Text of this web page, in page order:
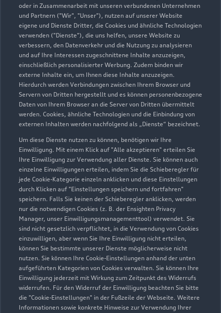
oder in Zusammenarbeit mit unseren verbundenen Unternehmen
und Partnern ("Wir", "Unser"), nutzen auf unserer Website
eigene und Dienste Dritter, die Cookies und ähnliche Technologien
verwenden ("Dienste"), die uns helfen, unsere Website zu
verbessern, den Datenverkehr und die Nutzung zu analysieren
und auf Ihre Interessen zugeschnittene Inhalte anzuzeigen,
einschließlich personalisierter Werbung. Zudem binden wir
externe Inhalte ein, um Ihnen diese Inhalte anzuzeigen.
Hierdurch werden Verbindungen zwischen Ihrem Browser und
Servern von Dritten hergestellt und es können personenbezogene
Daten von Ihrem Browser an die Server von Dritten übermittelt
werden. Cookies, ähnliche Technologien und die Einbindung von
externen Inhalten werden nachfolgend als „Dienste“ bezeichnet.
Um diese Dienste nutzen zu können, benötigen wir Ihre
Einwilligung. Mit einem Klick auf "Alle akzeptieren" erteilen Sie
Ihre Einwilligung zur Verwendung aller Dienste. Sie können auch
einzelne Einwilligungen erteilen, indem Sie die Schieberegler für
jede Cookie-Kategorie einzeln anklicken und diese Einstellungen
durch Klicken auf "Einstellungen speichern und fortfahren"
speichern. Falls Sie keinen der Schieberegler anklicken, werden
nur die notwendigen Cookies (z. B. der Ensighten Privacy
Manager, unser Einwilligungsmanagementtool) verwendet. Sie
sind nicht gesetzlich verpflichtet, in die Verwendung von Cookies
einzuwilligen, aber wenn Sie Ihre Einwilligung nicht erteilen,
können Sie bestimmte unserer Dienste möglicherweise nicht
nutzen. Sie können Ihre Cookie-Einstellungen anhand der unten
aufgeführten Kategorien von Cookies verwalten. Sie können Ihre
Einwilligung jederzeit mit Wirkung zum Zeitpunkt des Widerrufs
widerrufen. Für den Widerruf der Einwilligung beachten Sie bitte
die "Cookie-Einstellungen" in der Fußzeile der Webseite. Weitere
Informationen sowie konkrete Hinweise zur Verwendung Ihrer
Geöffnet bis18:00
Teile- & Zubehörverkauf
Geöffnet bis17:00
Zur Reparatur